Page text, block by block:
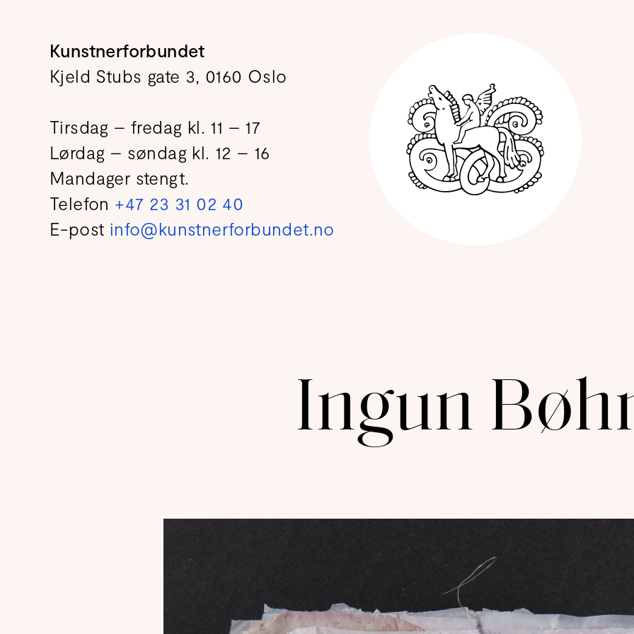
Kunstnerforbundet
Kjeld Stubs gate 3, 0160 Oslo
Tirsdag – fredag kl. 11 – 17
Lørdag – søndag kl. 12 – 16
Mandager stengt.
Telefon +47 23 31 02 40
E-post info@kunstnerforbundet.no
Ingun